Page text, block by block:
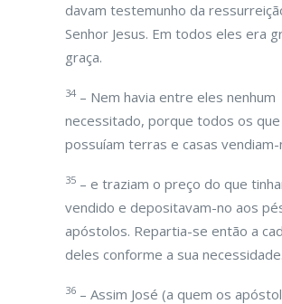
davam testemunho da
Senhor Jesus. Em todos eles era
graça.
34 – Nem havia entre eles nenhum
necessitado, porque todos os que
possuíam terras e casas vendiam-
35 – e traziam o preço do que
vendido e depositavam-no aos
apóstolos. Repartia-se então a
deles conforme a sua necessidade.
36 – Assim José (a quem os